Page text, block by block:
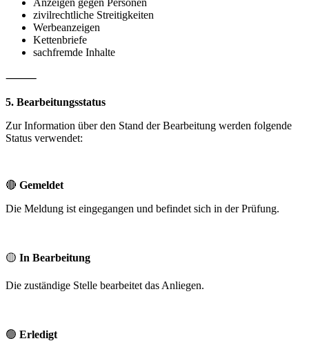
zivilrechtliche Streitigkeiten
Werbeanzeigen
Kettenbriefe
sachfremde Inhalte
⸻
5. Bearbeitungsstatus
Zur Information über den Stand der Bearbeitung werden folgende
Status verwendet:
🔴 Gemeldet
Die Meldung ist eingegangen und befindet sich in der Prüfung.
🟡 In Bearbeitung
Die zuständige Stelle bearbeitet das Anliegen.
🟢 Erledigt